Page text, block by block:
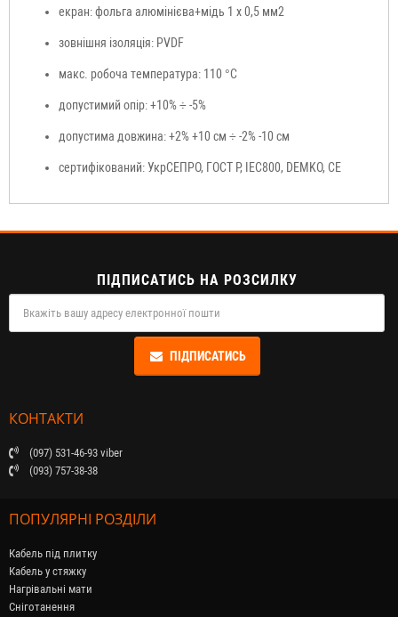
екран: фольга алюмінієва+мідь 1 х 0,5 мм2
зовнішня ізоляція: PVDF
макс. робоча температура: 110 °C
допустимий опір: +10% ÷ -5%
допустима довжина: +2% +10 см ÷ -2% -10 см
сертифікований: УкрСЕПРО, ГОСТ Р, IEC800, DEMKO, CE
ПІДПИСАТИСЬ НА РОЗСИЛКУ
ПІДПИСАТИСЬ
КОНТАКТИ
(097) 531-46-93 viber
(093) 757-38-38
ПОПУЛЯРНІ РОЗДІЛИ
Кабель під плитку
Кабель у стяжку
Нагрівальні мати
Сніготанення